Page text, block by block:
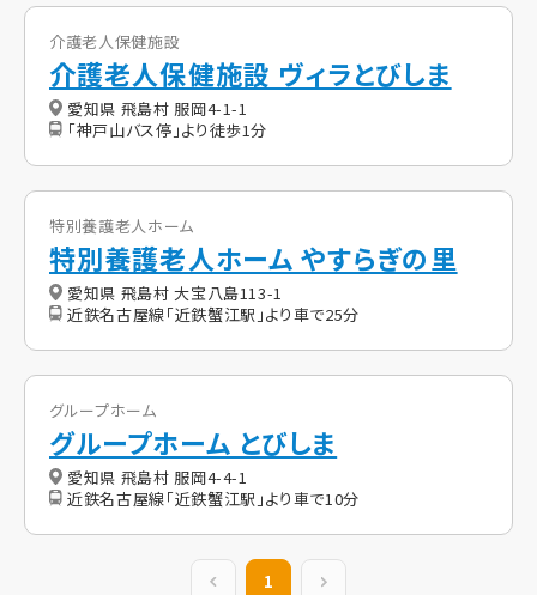
介護老人保健施設
介護老人保健施設 ヴィラとびしま
愛知県 飛島村 服岡4-1-1
「神戸山バス停」より徒歩1分
特別養護老人ホーム
特別養護老人ホーム やすらぎの里
愛知県 飛島村 大宝八島113-1
近鉄名古屋線「近鉄蟹江駅」より車で25分
グループホーム
グループホーム とびしま
愛知県 飛島村 服岡4-4-1
近鉄名古屋線「近鉄蟹江駅」より車で10分
前の20件
1